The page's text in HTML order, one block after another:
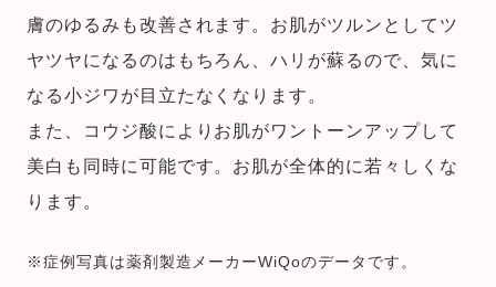
膚のゆるみも改善されます。お肌がツルンとしてツ
ヤツヤになるのはもちろん、ハリが蘇るので、気に
なる小ジワが目立たなくなります。
また、コウジ酸によりお肌がワントーンアップして
美白も同時に可能です。お肌が全体的に若々しくな
ります。
※症例写真は薬剤製造メーカーWiQoのデータです。